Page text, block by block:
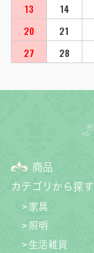
13
14
20
21
27
28
商品
カテゴリから探す
家具
照明
生活雑貨